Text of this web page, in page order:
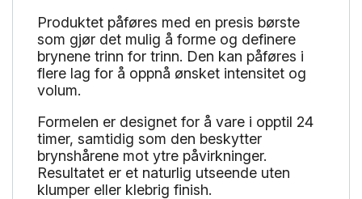
Produktet påføres med en presis børste
som gjør det mulig å forme og definere
brynene trinn for trinn. Den kan påføres i
flere lag for å oppnå ønsket intensitet og
volum.
Formelen er designet for å vare i opptil 24
timer, samtidig som den beskytter
brynshårene mot ytre påvirkninger.
Resultatet er et naturlig utseende uten
klumper eller klebrig finish.